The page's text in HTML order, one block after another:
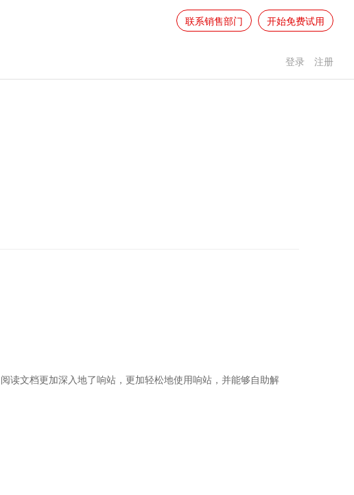
联系销售部门 开始免费试用
登录 注册
读文档更加深入地了响站，更加轻松地使用响站，并能够自助解